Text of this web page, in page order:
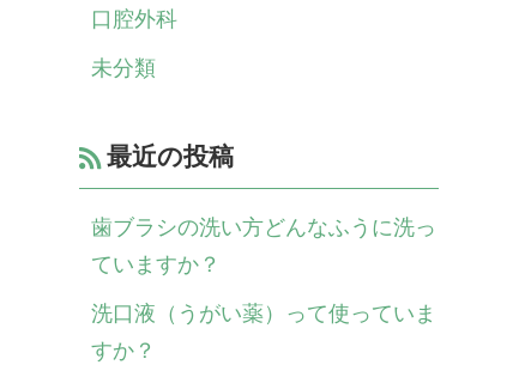
口腔外科
未分類
最近の投稿
歯ブラシの洗い方どんなふうに洗っ
ていますか？
洗口液（うがい薬）って使っていま
すか？